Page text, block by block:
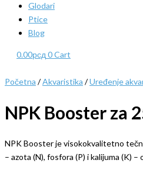
Glodari
Ptice
Blog
0.00рсд 0Cart
Početna /Akvaristika /Uređenje
NPK Booster za
NPK Booster je visokokvalitetno
– azota (N), fosfora (P) i kalijuma (K)